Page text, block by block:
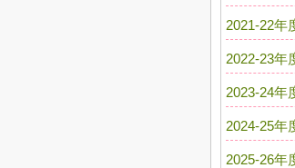
2021-22年
2022-23年
2023-24年
2024-25年
2025-26年